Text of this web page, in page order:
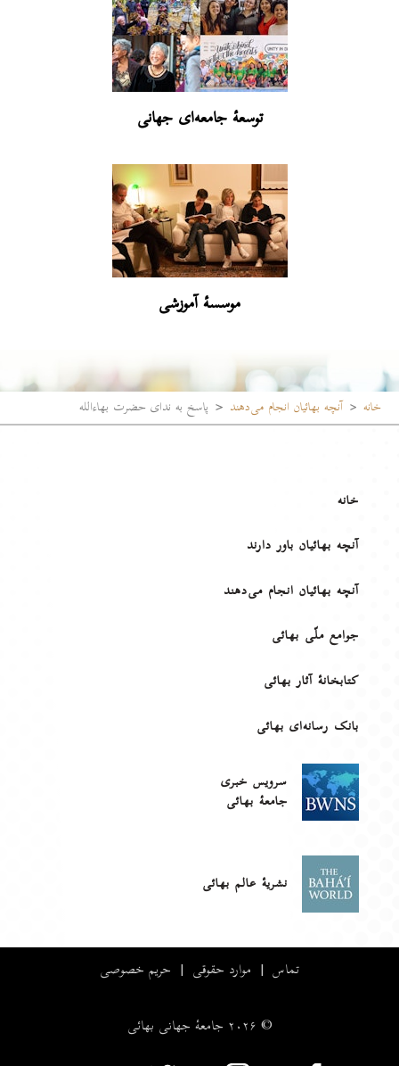
توسعۀ جامعه‌ای جهانی
موسسۀ آموزشی
خانه آنچه بهائیان انجام می‌دهند پاسخ به ندای حضرت بهاءالله
خانه
آنچه بهائیان باور دارند
آنچه بهائیان انجام می‌دهند
جوامع ملّی بهائی
کتابخانهٔ آثار بهائی
بانک رسانه‌ای بهائی
سرویس خبری
جامعۀ بهائی
نشریهٔ عالم بهائی
تماس | موارد حقوقی | حریم خصوصی
© ۲۰۲۶ جامعۀ جهانی بهائی